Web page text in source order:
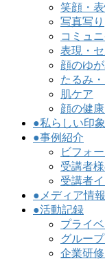
笑顔・
写真写り
コミュ
表現・
顔のゆ
たるみ
肌ケア
顔の健
●私らしい印
●事例紹介
ビフォ
受講者
受講者
●メディア情報
●活動記録
プライ
グルー
企業研